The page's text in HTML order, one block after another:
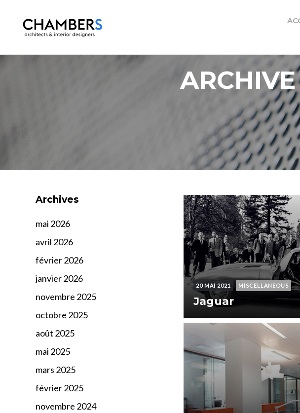
Archives
mai 2026
avril 2026
février 2026
janvier 2026
novembre 2025
octobre 2025
août 2025
mai 2025
mars 2025
février 2025
novembre 2024
20 MAI 2021 MISCELLANEOUS
Jaguar